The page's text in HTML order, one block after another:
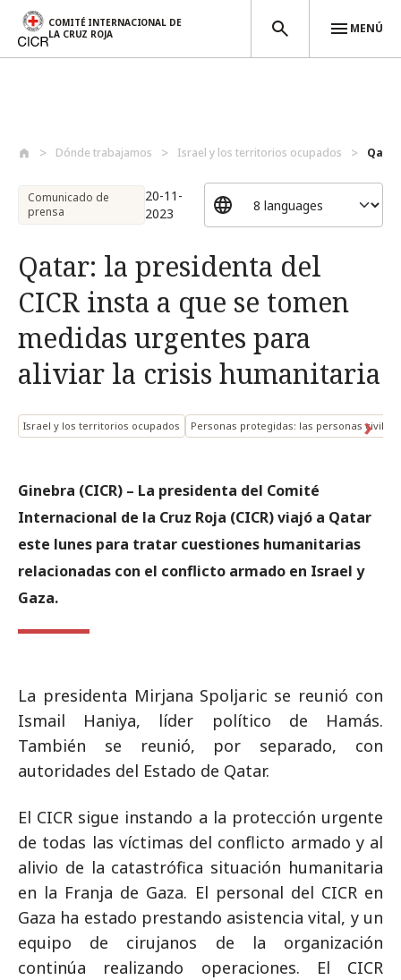
COMITÉ INTERNACIONAL DE
LA CRUZ ROJA
MENÚ
Dónde trabajamos Israel y los territorios ocupados
Comunicado de
prensa
20-11-
2023
Qatar: la presidenta del
CICR insta a que se tomen
medidas urgentes para
aliviar la crisis humanitaria
Israel y los territorios ocupados Personas protegidas: las personas civiles
Ginebra (CICR) – La presidenta del Comité
Internacional de la Cruz Roja (CICR) viajó a Qatar
este lunes para tratar cuestiones humanitarias
relacionadas con el conflicto armado en Israel y
Gaza.
La presidenta Mirjana Spoljaric se reunió con
Ismail Haniya, líder político de Hamás.
También se reunió, por separado, con
autoridades del Estado de Qatar.
El CICR sigue instando a la protección urgente
de todas las víctimas del conflicto armado y al
alivio de la catastrófica situación humanitaria
en la Franja de Gaza. El personal del CICR en
Gaza ha estado prestando asistencia vital, y un
equipo de cirujanos de la organización
continúa realizando operaciones. El CICR